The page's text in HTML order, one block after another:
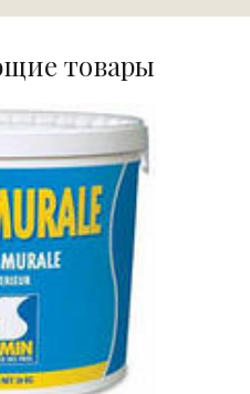
товары